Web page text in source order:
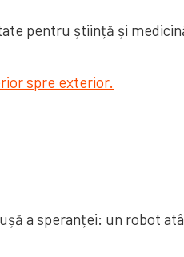
pentru știință și
a speranței: un robot